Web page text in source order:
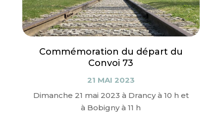
Commémoration du départ du
Convoi 73
21 MAI 2023
Dimanche 21 mai 2023 à Drancy à 10 h et
à Bobigny à 11 h